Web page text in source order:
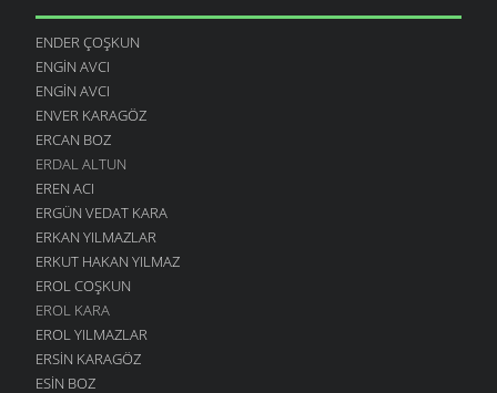
ENDER ÇOŞKUN
ENGIN AVCI
ENGIN AVCI
ENVER KARAGÖZ
ERCAN BOZ
ERDAL ALTUN
EREN ACI
ERGÜN VEDAT KARA
ERKAN YILMAZLAR
ERKUT HAKAN YILMAZ
EROL COŞKUN
EROL KARA
EROL YILMAZLAR
ERSIN KARAGÖZ
ESIN BOZ